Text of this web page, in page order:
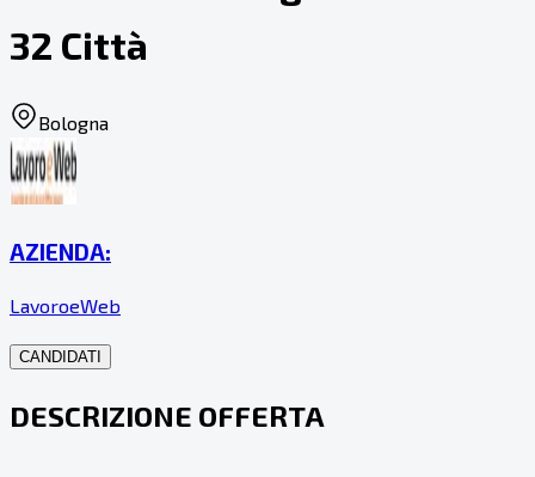
32 Città
Bologna
AZIENDA:
LavoroeWeb
CANDIDATI
DESCRIZIONE OFFERTA